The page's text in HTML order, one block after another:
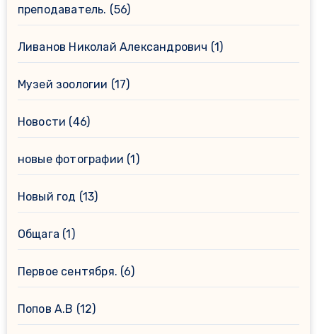
преподаватель. (56)
Ливанов Николай Александрович (1)
Музей зоологии (17)
Новости (46)
новые фотографии (1)
Новый год (13)
Общага (1)
Первое сентября. (6)
Попов А.В (12)